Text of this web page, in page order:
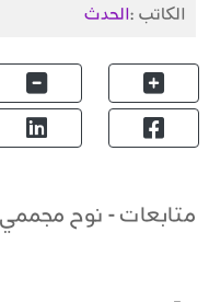
الكاتب :الحدث
متابعات - نوح مجممي